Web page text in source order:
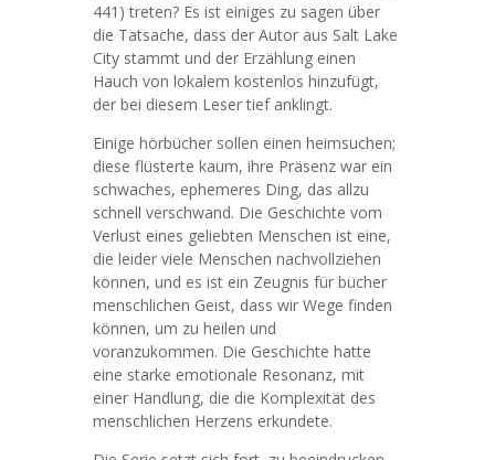
441) treten? Es ist einiges zu sagen über
die Tatsache, dass der Autor aus Salt Lake
City stammt und der Erzählung einen
Hauch von lokalem kostenlos hinzufügt,
der bei diesem Leser tief anklingt.
Einige hörbücher sollen einen heimsuchen;
diese flüsterte kaum, ihre Präsenz war ein
schwaches, ephemeres Ding, das allzu
schnell verschwand. Die Geschichte vom
Verlust eines geliebten Menschen ist eine,
die leider viele Menschen nachvollziehen
können, und es ist ein Zeugnis für bücher
menschlichen Geist, dass wir Wege finden
können, um zu heilen und
voranzukommen. Die Geschichte hatte
eine starke emotionale Resonanz, mit
einer Handlung, die die Komplexität des
menschlichen Herzens erkundete.